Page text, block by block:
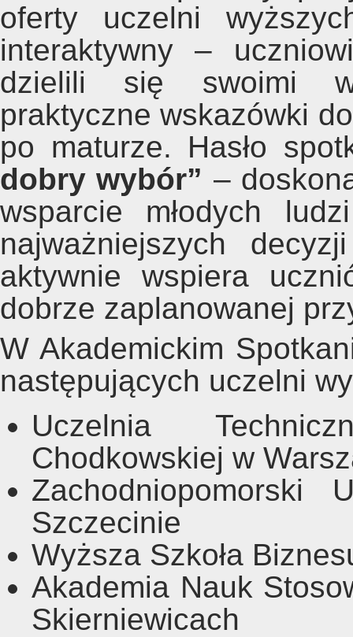
oferty uczelni
interaktywny –
dzielili się swoimi
praktyczne wskazówki
po maturze. Hasło
dobry wybór” –
wsparcie młodych
najważniejszych
aktywnie wspiera
dobrze zaplanowanej
W Akademickim
następujących uczelni
Uczelnia
Chodkowskiej w
Zachodniopomorski
Szczecinie
Wyższa Szkoła
Akademia Nauk
Skierniewicach